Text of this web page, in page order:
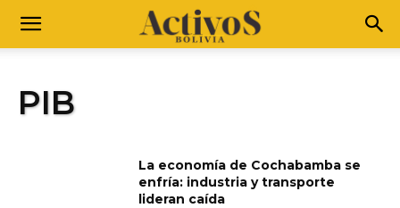
PIB
La economía de Cochabamba se
enfría: industria y transporte
lideran caída